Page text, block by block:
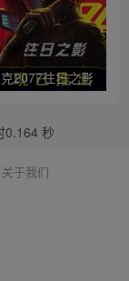
2077往日之影
0.164 秒
关于我们